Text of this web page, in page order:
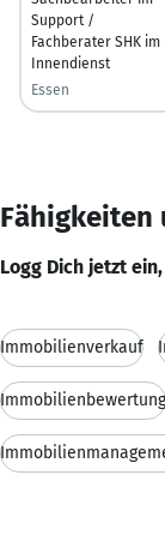
Support /
Fachberater SHK im
Innendienst
Essen
Fähigkeiten
Logg Dich jetzt
Immobilienverkauf
Immobilienbewertung